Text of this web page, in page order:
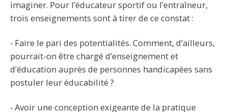
imaginer. Pour l’éducateur sportif ou l’entraîneur,
trois enseignements sont à tirer de ce constat :
‐ Faire le pari des potentialités. Comment, d’ailleurs,
pourrait-on être chargé d’enseignement et
d’éducation auprès de personnes handicapées sans
postuler leur éducabilité ?
‐ Avoir une conception exigeante de la pratique